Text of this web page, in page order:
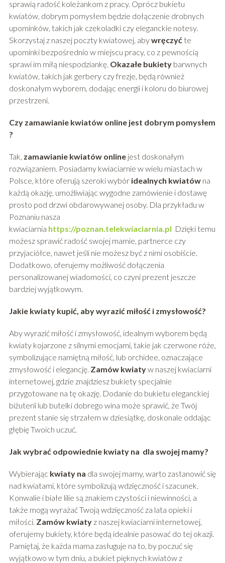
sprawią radość koleżankom z pracy. Oprócz bukietu
kwiatów, dobrym pomysłem będzie dołączenie drobnych
upominków, takich jak czekoladki czy eleganckie notesy.
Skorzystaj z naszej poczty kwiatowej, abywręczyć te
upominki bezpośrednio w miejscu pracy, co z pewnością
sprawi im miłą niespodziankę. Okazałe bukietybarwnych
kwiatów, takich jak gerbery czy frezje, będą również
doskonałym wyborem, dodając energii i koloru do biurowej
przestrzeni.
Czy zamawianie kwiatów online jest dobrym pomysłem
?
Tak, zamawianie kwiatów onlinejest doskonałym
rozwiązaniem. Posiadamy kwiaciarnie w wielu miastach w
Polsce, które oferują szeroki wybór idealnych kwiatówna
każdą okazję, umożliwiając wygodne zamówienie i dostawę
prosto pod drzwi obdarowywanej osoby. Dla przykładu w
Poznaniu nasza
kwiaciarnia https://poznan.telekwiaciarnia.pl Dzięki temu
możesz sprawić radość swojej mamie, partnerce czy
przyjaciółce, nawet jeśli nie możesz być z nimi osobiście.
Dodatkowo, oferujemy możliwość dołączenia
personalizowanej wiadomości, co czyni prezent jeszcze
bardziej wyjątkowym.
Jakie kwiaty kupić, aby wyrazić miłość i zmysłowość?
Aby wyrazić miłość i zmysłowość, idealnym wyborem będą
kwiaty kojarzone z silnymi emocjami, takie jak czerwone róże,
symbolizujące namiętną miłość, lub orchidee, oznaczające
zmysłowość i elegancję. Zamów kwiatyw naszej kwiaciarni
internetowej, gdzie znajdziesz bukiety specjalnie
przygotowane na tę okazję. Dodanie do bukietu eleganckiej
biżuterii lub butelki dobrego wina może sprawić, że Twój
prezent stanie się strzałem w dziesiątkę, doskonale oddając
głębię Twoich uczuć.
Jak wybrać odpowiednie kwiaty na dla swojej mamy?
Wybierając kwiaty na dla swojej mamy, warto zastanowić się
nad kwiatami, które symbolizują wdzięczność i szacunek.
Konwalie i białe lilie są znakiem czystości i niewinności, a
także mogą wyrażać Twoją wdzięczność za lata opieki i
miłości. Zamów kwiatyz naszej kwiaciarni internetowej,
oferujemy bukiety, które będą idealnie pasować do tej okazji.
Pamiętaj, że każda mama zasługuje na to, by poczuć się
wyjątkowo w tym dniu, a bukiet pięknych kwiatów z